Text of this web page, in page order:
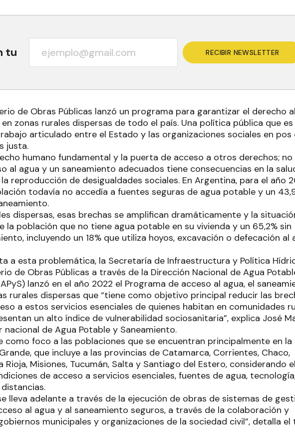
tu RECIBIR NEWSLETTER
de Obras Públicas lanzó un programa para garantizar el derecho
zonas rurales dispersas de todo el país. Una política pública que es
articulado entre el Estado y las organizaciones sociales en pos
justa.
humano fundamental y la puerta de acceso a otros derechos; no
al agua y un saneamiento adecuados tiene consecuencias en la
reproducción de desigualdades sociales. En Argentina, para el año
todavía no accedía a fuentes seguras de agua potable y un
dispersas, esas brechas se amplifican dramáticamente y la
la población que no tiene agua potable en su vivienda y un 65,2% sin
incluyendo un 18% que utiliza hoyos, excavación o defecación al
a esta problemática, la Secretaría de Infraestructura y Política
de Obras Públicas a través de la Dirección Nacional de Agua
lanzó en el año 2022 el Programa de acceso al agua, el
rurales dispersas que “tiene como objetivo principal reducir las
a estos servicios esenciales de quienes habitan en comunidades
un alto índice de vulnerabilidad sociosanitaria”, explica José
nacional de Agua Potable y Saneamiento.
como foco a las poblaciones que se encuentran principalmente en la
que incluye a las provincias de Catamarca, Corrientes, Chaco,
Rioja, Misiones, Tucumán, Salta y Santiago del Estero, considerando el
de acceso a servicios esenciales, fuentes de agua,
lleva adelante a través de la ejecución de obras de sistemas de
al agua y al saneamiento seguros, a través de la colaboración y
municipales y organizaciones de la sociedad civil”, detalla el